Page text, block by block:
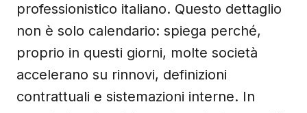
professionistico italiano. Questo dettaglio
non è solo calendario: spiega perché,
proprio in questi giorni, molte società
accelerano su rinnovi, definizioni
contrattuali e sistemazioni interne. In